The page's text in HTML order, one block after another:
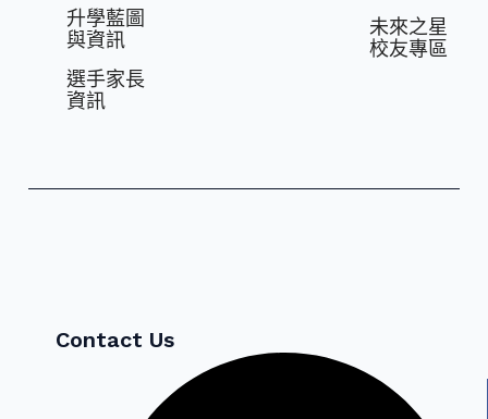
升學藍圖
與資訊
選⼿家長
資訊
未來之星
校友專區
Contact Us